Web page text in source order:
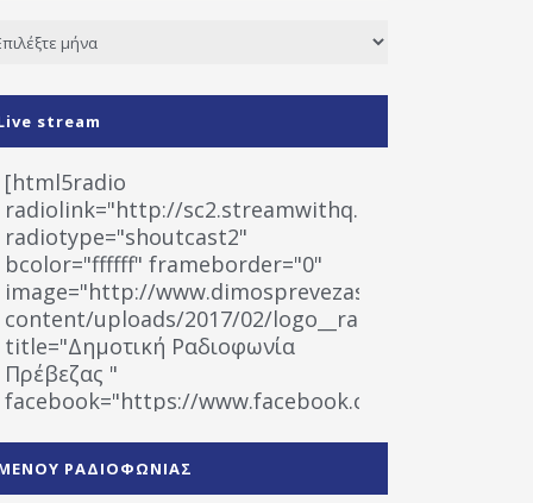
stream
[html5radio
radiolink="http://sc2.streamwithq.com:8028/
radiotype="shoutcast2"
bcolor="ffffff" frameborder="0"
image="http://www.dimosprevezas.gr/wp-
content/uploads/2017/02/logo__radiofonias.jpg"
title="Δημοτική Ραδιοφωνία
Πρέβεζας "
facebook="https://www.facebook.com/
1531194763766854/" artist="" ]
ΡΑΔΙΟΦΩΝΙΑΣ